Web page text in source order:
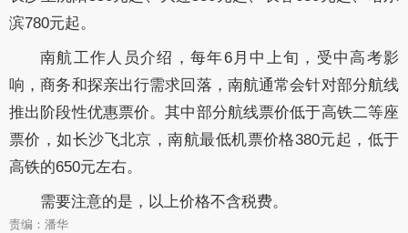
滨780元起。
南航工作人员介绍，每年6月中上旬，受中高考影
响，商务和探亲出行需求回落，南航通常会针对部分航线
推出阶段性优惠票价。其中部分航线票价低于高铁二等座
票价，如长沙飞北京，南航最低机票价格380元起，低于
高铁的650元左右。
需要注意的是，以上价格不含税费。
责编：潘华